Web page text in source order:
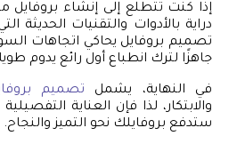
إذا كنت تتطلع إلى إنشاء بروفايل
دراية بالأدوات والتقنيات
تصميم بروفايل يحاكي اتجاهات
جاهزًا لترك انطباع أول رائع يدوم
في النهاية، يشمل تصميم
والابتكار، لذا فإن العناية
ستدفع بروفايلك نحو التميز والنجاح.